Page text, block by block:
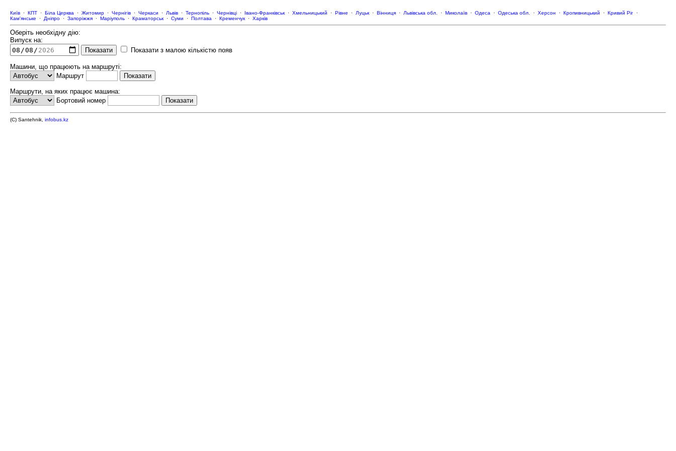
Київ · КПТ · Біла Церква · Житомир · Чернігів · Черкаси · Львів · Тернопіль · Чернівці · Івано-Франківськ · Хмельницький · Рівне · Луцьк · Вінниця · Львівська обл. · Миколаїв · Одеса · Одеська обл. · Херсон · Кропивницький · Кривий Ріг ·
Кам'янське · Дніпро · Запоріжжя · Маріуполь · Краматорськ · Суми · Полтава · Кременчук · Харків
Оберіть необхідну дію:
Випуск на:
Показати з малою кількістю появ
Машини, що працюють на маршруті:
Маршрут
Маршрути, на яких працює машина:
Бортовий номер
(C) Santehnik, infobus.kz